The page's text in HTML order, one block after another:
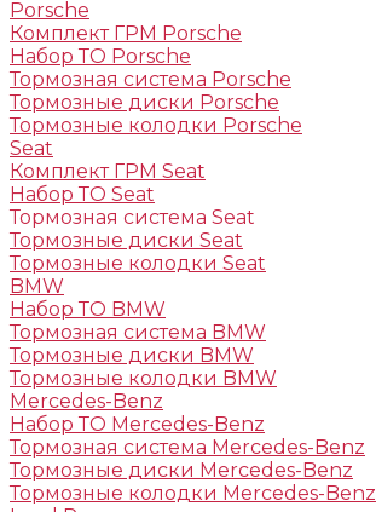
Porsche
Комплект ГРМ Porsche
Набор ТО Porsche
Тормозная система Porsche
Тормозные диски Porsche
Тормозные колодки Porsche
Seat
Комплект ГРМ Seat
Набор ТО Seat
Тормозная система Seat
Тормозные диски Seat
Тормозные колодки Seat
BMW
Набор ТО BMW
Тормозная система BMW
Тормозные диски BMW
Тормозные колодки BMW
Mercedes-Benz
Набор ТО Mercedes-Benz
Тормозная система Mercedes-Benz
Тормозные диски Mercedes-Benz
Тормозные колодки Mercedes-Benz